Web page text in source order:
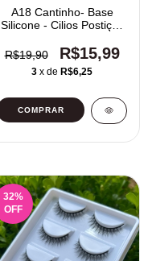
A18 Cantinho- Base
Silicone - Cilios Postiços
R$19,90
R$15,99
3 x de R$6,25
32%
OFF